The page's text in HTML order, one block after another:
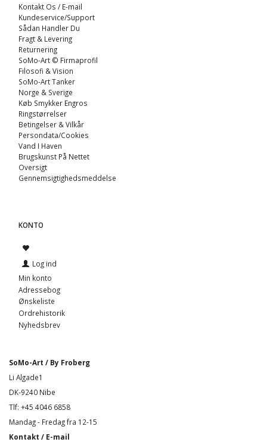
Kontakt Os / E-mail
Kundeservice/Support
Sådan Handler Du
Fragt & Levering
Returnering
SoMo-Art © Firmaprofil
Filosofi & Vision
SoMo-Art Tanker
Norge & Sverige
Køb Smykker Engros
Ringstørrelser
Betingelser & Vilkår
Persondata/Cookies
Vand I Haven
Brugskunst På Nettet
Oversigt
Gennemsigtighedsmeddelse
KONTO
Log ind
Min konto
Adressebog
Ønskeliste
Ordrehistorik
Nyhedsbrev
SoMo-Art / By Froberg
Li Algade1
DK-9240 Nibe
Tlf: +45 4046 6858
Mandag - Fredag fra 12-15
Kontakt / E-mail